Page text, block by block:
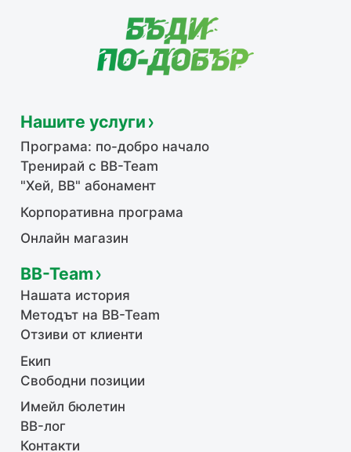
Нашите услуги
Програма: по-добро начало
Тренирай с BB-Team
"Хей, ВВ" абонамент
Корпоративна програма
Онлайн магазин
BB-Team
Нашата история
Методът на BB-Team
Отзиви от клиенти
Екип
Свободни позиции
Имейл бюлетин
BB-лог
Контакти